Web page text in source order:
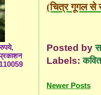
(चित्र गूगल से
Posted by
Labels:
Newer Posts